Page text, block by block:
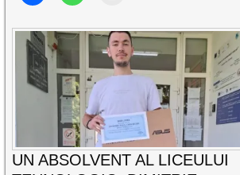
UN ABSOLVENT AL LICEULUI